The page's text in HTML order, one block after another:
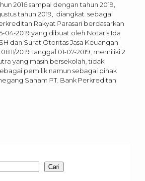
2016 sampai dengan tahun 2019,
tahun 2019, diangkat sebagai
Rakyat Parasari berdasarkan
04-2019 yang dibuat oleh Notaris Ida
dan Surat Otoritas Jasa Keuangan
2019 tanggal 01-07-2019, memiliki 2
yang masih bersekolah, tidak
pemilik namun sebagai pihak
Saham PT. Bank Perkreditan
Cari